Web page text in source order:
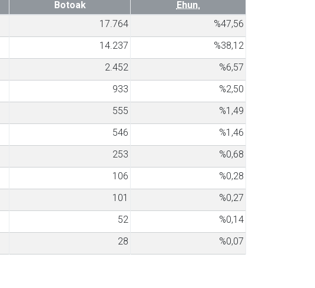
Botoak
Ehun.
17.764
%47,56
14.237
%38,12
2.452
%6,57
933
%2,50
555
%1,49
546
%1,46
253
%0,68
106
%0,28
101
%0,27
52
%0,14
28 %0,07